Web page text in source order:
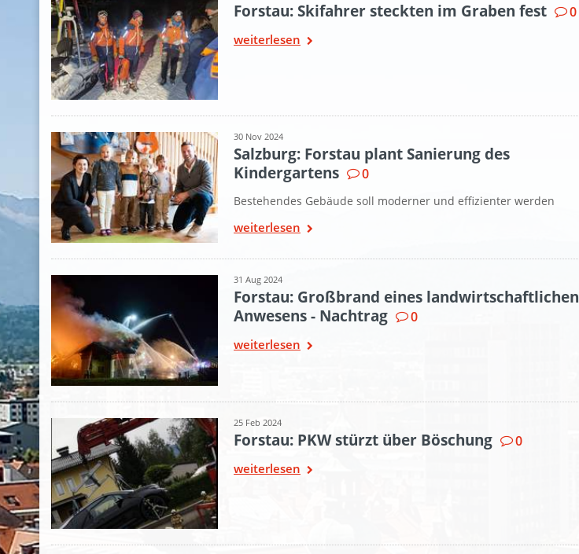
Forstau: Skifahrer steckten im Graben fest 0
weiterlesen
30 Nov 2024
Salzburg: Forstau plant Sanierung des
Kindergartens
0
Bestehendes Gebäude soll moderner und effizienter werden
weiterlesen
31 Aug 2024
Forstau: Großbrand eines landwirtschaftlichen
Anwesens - Nachtrag
0
weiterlesen
25 Feb 2024
Forstau: PKW stürzt über Böschung 0
weiterlesen